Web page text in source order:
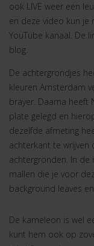
ook LIVE weer een
en deze video kun je
YouTube kanaal. De
blog.
De achtergrondjes
kleuren Amsterdam
brayer. Daarna heeft
plate gelegd en
dezelfde afmeting
achterkant te wrijven
achtergronden. In
mallen die je voor
background leaves
De kameleon is wel
kunt hem ook op